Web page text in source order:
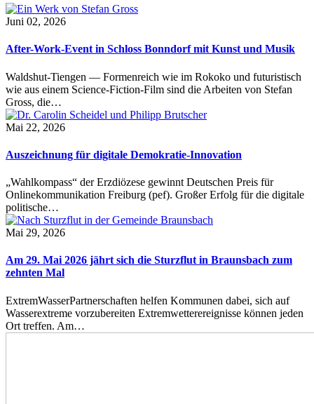
Juni 02, 2026
After-Work-Event in Schloss Bonndorf mit Kunst und Musik
Waldshut-Tiengen — Formenreich wie im Rokoko und futuristisch
wie aus einem Science-Fiction-Film sind die Arbeiten von Stefan
Gross, die…
Mai 22, 2026
Auszeichnung für digitale Demokratie-Innovation
„Wahlkompass“ der Erzdiözese gewinnt Deutschen Preis für
Onlinekommunikation Freiburg (pef). Großer Erfolg für die digitale
politische…
Mai 29, 2026
Am 29. Mai 2026 jährt sich die Sturzflut in Braunsbach zum
zehnten Mal
ExtremWasserPartnerschaften helfen Kommunen dabei, sich auf
Wasserextreme vorzubereiten Extremwetterereignisse können jeden
Ort treffen. Am…